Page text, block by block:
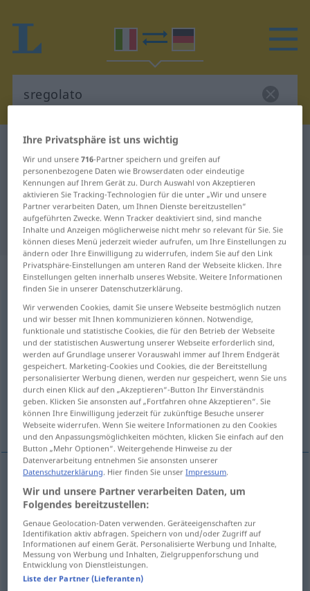
Italienisch-Deutsch Wörterbuch
Italienisch-Deutsch Übersetzung
für "sregolato"
"sregolato" Deutsch Übersetzung
„sregolato“: aggettivo
sregolato [zregoˈlaːto]adj
Übersicht aller Übersetzungen
(Für mehr Details die Übersetzung anklicken/antippen)
ausschweifend maßlos
ungeregelt, regellos
ausschweifend sregolato
maßlos sregolatosmodato
Ihre Privatsphäre ist uns wichtig
Wir und unsere716-Partner speichern und greifen auf
personenbezogene Daten wie Browserdaten oder eindeutige
Kennungen auf Ihrem Gerät zu. Durch Auswahl von Akzeptieren
aktivieren Sie Tracking-Technologien für die unter „Wir und unsere
Partner verarbeiten Daten, um Ihnen Dienste bereitzustellen“
aufgeführten Zwecke. Wenn Tracker deaktiviert sind, sind manche
Inhalte und Anzeigen möglicherweise nicht mehr so relevant für Sie. Sie
können dieses Menü jederzeit wieder aufrufen, um Ihre Einstellungen zu
ändern oder Ihre Einwilligung zu widerrufen, indem Sie auf den Link
Privatsphäre-Einstellungen am unteren Rand der Webseite klicken. Ihre
Einstellungen gelten innerhalb unseres Website. Weitere Informationen
finden Sie in unserer Datenschutzerklärung.
Wir verwenden Cookies, damit Sie unsere Webseite bestmöglich nutzen
und wir besser mit Ihnen kommunizieren können. Notwendige,
funktionale und statistische Cookies, die für den Betrieb der Webseite
und der statistischen Auswertung unserer Webseite erforderlich sind,
werden auf Grundlage unserer Vorauswahl immer auf Ihrem Endgerät
gespeichert. Marketing-Cookies und Cookies, die der Bereitstellung
personalisierter Werbung dienen, werden nur gespeichert, wenn Sie uns
durch einen Klick auf den „Akzeptieren“-Button Ihr Einverständnis
geben. Klicken Sie ansonsten auf „Fortfahren ohne Akzeptieren“. Sie
können Ihre Einwilligung jederzeit für zukünftige Besuche unserer
Webseite widerrufen. Wenn Sie weitere Informationen zu den Cookies
und den Anpassungsmöglichkeiten möchten, klicken Sie einfach auf den
Button „Mehr Optionen“. Weitergehende Hinweise zu der
Datenverarbeitung entnehmen Sie ansonsten unserer
Datenschutzerklärung. Hier finden Sie unserImpressum.
Wir und unsere Partner verarbeiten Daten, um
Folgendes bereitzustellen:
Genaue Geolocation-Daten verwenden. Geräteeigenschaften zur
Identifikation aktiv abfragen. Speichern von und/oder Zugriff auf
Informationen auf einem Gerät. Personalisierte Werbung und Inhalte,
Messung von Werbung und Inhalten, Zielgruppenforschung und
Entwicklung von Dienstleistungen.
Liste der Partner (Lieferanten)